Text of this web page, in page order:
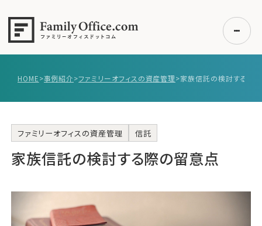
事例紹介
エキスパート一覧
コラム
利用者の声
HOME>事例紹介>ファミリーオフィスの資産管理>家族信託の検討する際
ファミリーオフィスの資産管理 信託
家族信託の検討する際の留意点